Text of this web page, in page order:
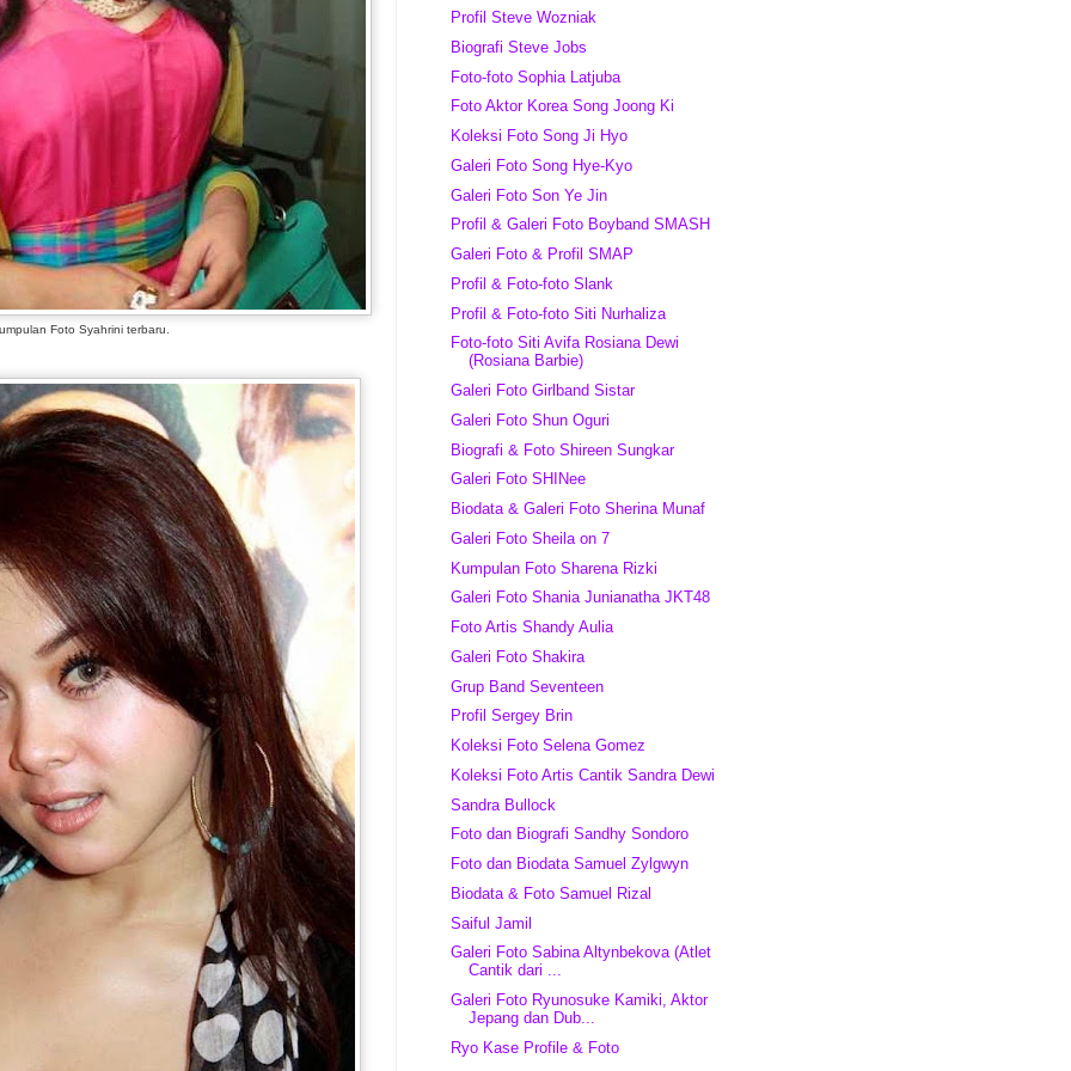
Foto Syahrini terbaru.
Profil Steve Wozniak
Biografi Steve Jobs
Foto-foto Sophia Latjuba
Foto Aktor Korea Song Joong Ki
Koleksi Foto Song Ji Hyo
Galeri Foto Song Hye-Kyo
Galeri Foto Son Ye Jin
Profil & Galeri Foto Boyband SMASH
Galeri Foto & Profil SMAP
Profil & Foto-foto Slank
Profil & Foto-foto Siti Nurhaliza
Foto-foto Siti Avifa Rosiana Dewi
(Rosiana Barbie)
Galeri Foto Girlband Sistar
Galeri Foto Shun Oguri
Biografi & Foto Shireen Sungkar
Galeri Foto SHINee
Biodata & Galeri Foto Sherina Munaf
Galeri Foto Sheila on 7
Kumpulan Foto Sharena Rizki
Galeri Foto Shania Junianatha JKT48
Foto Artis Shandy Aulia
Galeri Foto Shakira
Grup Band Seventeen
Profil Sergey Brin
Koleksi Foto Selena Gomez
Koleksi Foto Artis Cantik Sandra Dewi
Sandra Bullock
Foto dan Biografi Sandhy Sondoro
Foto dan Biodata Samuel Zylgwyn
Biodata & Foto Samuel Rizal
Saiful Jamil
Galeri Foto Sabina Altynbekova (Atlet
Cantik dari ...
Galeri Foto Ryunosuke Kamiki, Aktor
Jepang dan Dub...
Ryo Kase Profile & Foto